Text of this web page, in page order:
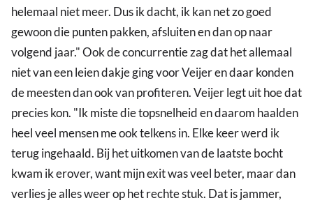
helemaal niet meer. Dus ik dacht, ik kan net zo goed
gewoon die punten pakken, afsluiten en dan op naar
volgend jaar." Ook de concurrentie zag dat het allemaal
niet van een leien dakje ging voor Veijer en daar konden
de meesten dan ook van profiteren. Veijer legt uit hoe dat
precies kon. "Ik miste die topsnelheid en daarom haalden
heel veel mensen me ook telkens in. Elke keer werd ik
terug ingehaald. Bij het uitkomen van de laatste bocht
kwam ik erover, want mijn exit was veel beter, maar dan
verlies je alles weer op het rechte stuk. Dat is jammer,